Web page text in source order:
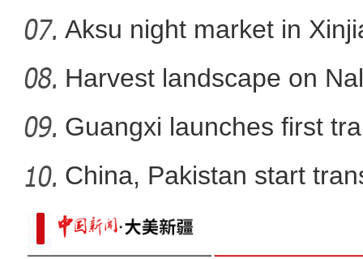
Aksu night market in
Harvest landscape on
Guangxi launches first
China, Pakistan start